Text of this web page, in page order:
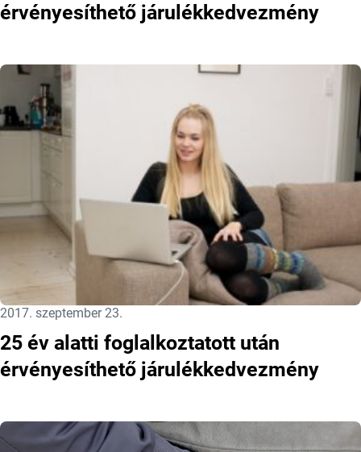
érvényesíthető járulékkedvezmény
Közzétéve:
2017. szeptember 23.
25 év alatti foglalkoztatott után
érvényesíthető járulékkedvezmény